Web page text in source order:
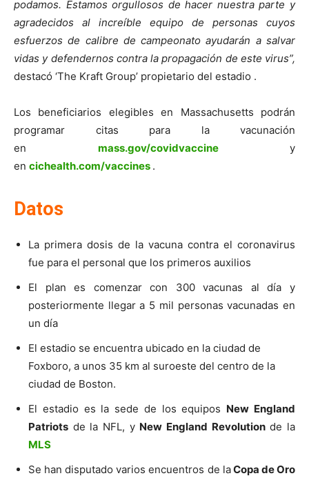
podamos. Estamos orgullosos de hacer nuestra parte y
agradecidos al increíble equipo de personas cuyos
esfuerzos de calibre de campeonato ayudarán a salvar
vidas y defendernos contra la propagación de este virus”,
destacó ‘The Kraft Group’ propietario del estadio .
Los beneficiarios elegibles en Massachusetts podrán
programar citas para la vacunación
en
mass.gov/covidvaccine
y
en cichealth.com/vaccines .
Datos
La primera dosis de la vacuna contra el coronavirus
fue para el personal que los primeros auxilios
El plan es comenzar con 300 vacunas al día y
posteriormente llegar a 5 mil personas vacunadas en
un día
El estadio se encuentra ubicado en la ciudad de
Foxboro, a unos 35 km al suroeste del centro de la
ciudad de Boston.
El estadio es la sede de los equipos New England
Patriots de la NFL, y New England Revolutionde la
MLS
Se han disputado varios encuentros de laCopa de Oro